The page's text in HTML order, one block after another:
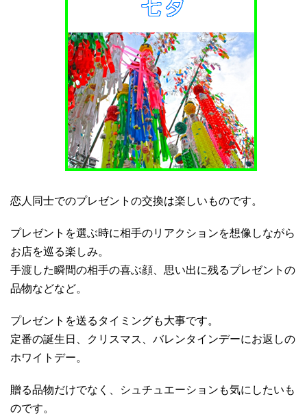
恋人同士でのプレゼントの交換は楽しいものです。
プレゼントを選ぶ時に相手のリアクションを想像しながら
お店を巡る楽しみ。
手渡した瞬間の相手の喜ぶ顔、思い出に残るプレゼントの
品物などなど。
プレゼントを送るタイミングも大事です。
定番の誕生日、クリスマス、バレンタインデーにお返しの
ホワイトデー。
贈る品物だけでなく、シュチュエーションも気にしたいも
のです。